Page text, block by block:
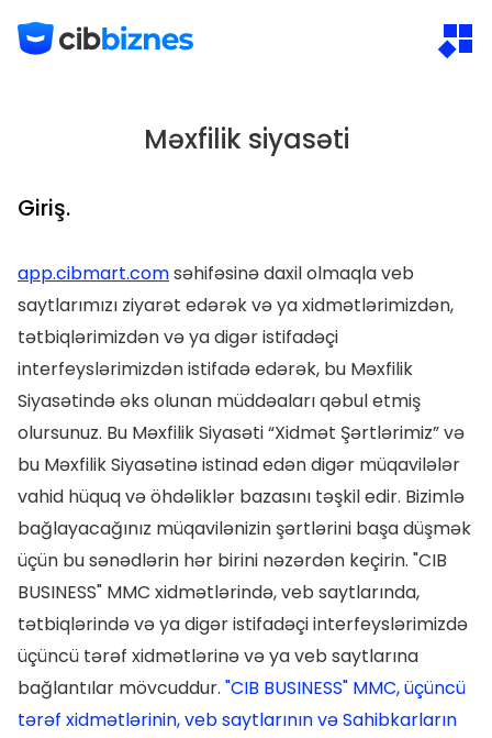
Məxfilik siyasəti
Giriş.
app.cibmart.comsəhifəsinə daxil olmaqla veb
saytlarımızı ziyarət edərək və ya xidmətlərimizdən,
tətbiqlərimizdən və ya digər istifadəçi
interfeyslərimizdən istifadə edərək, bu Məxfilik
Siyasətində əks olunan müddəaları qəbul etmiş
olursunuz. Bu Məxfilik Siyasəti “Xidmət Şərtlərimiz” və
bu Məxfilik Siyasətinə istinad edən digər müqavilələr
vahid hüquq və öhdəliklər bazasını təşkil edir. Bizimlə
bağlayacağınız müqavilənizin şərtlərini başa düşmək
üçün bu sənədlərin hər birini nəzərdən keçirin. "CIB
BUSINESS" MMC xidmətlərində, veb saytlarında,
tətbiqlərində və ya digər istifadəçi interfeyslərimizdə
üçüncü tərəf xidmətlərinə və ya veb saytlarına
bağlantılar mövcuddur. "CIB BUSINESS" MMC, üçüncü
tərəf xidmətlərinin, veb saytlarının və Sahibkarların